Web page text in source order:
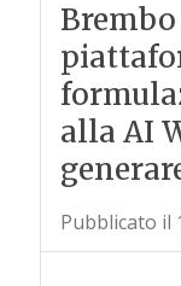
alla AI
Pubblicato il